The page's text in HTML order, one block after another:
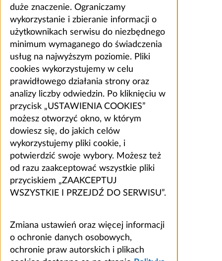
duże znaczenie. Ograniczamy
wykorzystanie i zbieranie informacji o
użytkownikach serwisu do niezbędnego
minimum wymaganego do świadczenia
usług na najwyższym poziomie. Pliki
cookies wykorzystujemy w celu
prawidłowego działania strony oraz
analizy liczby odwiedzin. Po kliknięciu w
przycisk „USTAWIENIA COOKIES”
możesz otworzyć okno, w którym
dowiesz się, do jakich celów
wykorzystujemy pliki cookie, i
potwierdzić swoje wybory. Możesz też
od razu zaakceptować wszystkie pliki
przyciskiem „ZAAKCEPTUJ
WSZYSTKIE I PRZEJDŹ DO SERWISU”.
Zmiana ustawień oraz więcej informacji
o ochronie danych osobowych,
ochronie praw autorskich i plikach